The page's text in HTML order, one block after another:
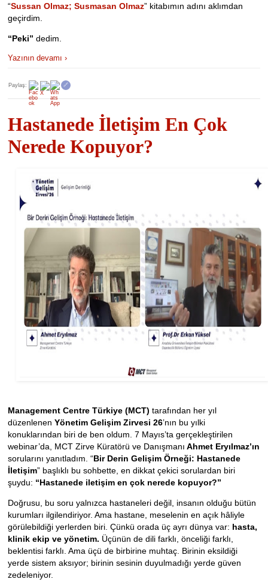
“Sussan Olmaz; Susmasan Olmaz” kitabımın adını aklımdan
geçirdim.
“Peki” dedim.
Yazının devamı ›
Paylaş: 🔗
Hastanede İletişim En Çok
Nerede Kopuyor?
Management Centre Türkiye (MCT) tarafından her yıl
düzenlenen Yönetim Gelişim Zirvesi 26’nın bu yılki
konuklarından biri de ben oldum. 7 Mayıs’ta gerçekleştirilen
webinar’da, MCT Zirve Küratörü ve Danışmanı Ahmet Eryılmaz’ın
sorularını yanıtladım. “Bir Derin Gelişim Örneği: Hastanede
İletişim” başlıklı bu sohbette, en dikkat çekici sorulardan biri
şuydu: “Hastanede iletişim en çok nerede kopuyor?”
Doğrusu, bu soru yalnızca hastaneleri değil, insanın olduğu bütün
kurumları ilgilendiriyor. Ama hastane, meselenin en açık hâliyle
görülebildiği yerlerden biri. Çünkü orada üç ayrı dünya var: hasta,
klinik ekip ve yönetim. Üçünün de dili farklı, önceliği farklı,
beklentisi farklı. Ama üçü de birbirine muhtaç. Birinin eksildiği
yerde sistem aksıyor; birinin sesinin duyulmadığı yerde güven
zedeleniyor.